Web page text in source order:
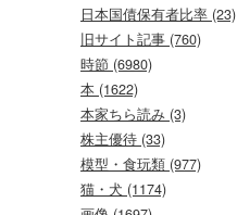
日本国債保有者比率 (23)
旧サイト記事 (760)
時節 (6980)
本 (1622)
本家ちら読み (3)
株主優待 (33)
模型・食玩類 (977)
猫・犬 (1174)